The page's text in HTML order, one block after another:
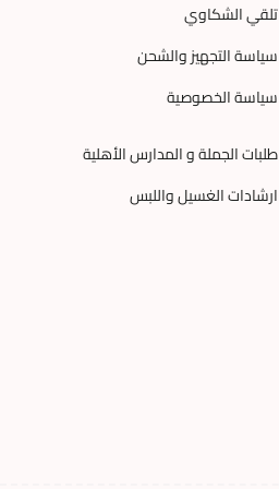
تلقي الشكاوي
سياسة التجهيز والشحن
سياسة الخصوصية
طلبات الجملة و المدارس الأهلية
ارشادات الغسيل واللبس